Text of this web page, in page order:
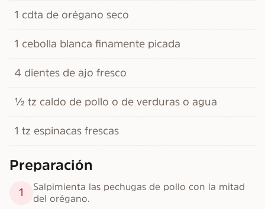
1 cdta de orégano seco
1 cebolla blanca finamente picada
4 dientes de ajo fresco
½ tz caldo de pollo o de verduras o agua
1 tz espinacas frescas
Preparación
1
Salpimienta las pechugas de pollo con la mitad
del orégano.